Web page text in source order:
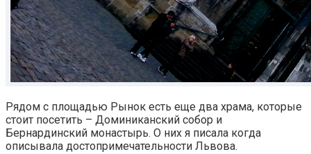
Рядом с площадью Рынок есть еще два храма, которые
стоит посетить – Доминиканский собор и
Бернардинский монастырь. О них я писала когда
описывала достопримечательности Львова.